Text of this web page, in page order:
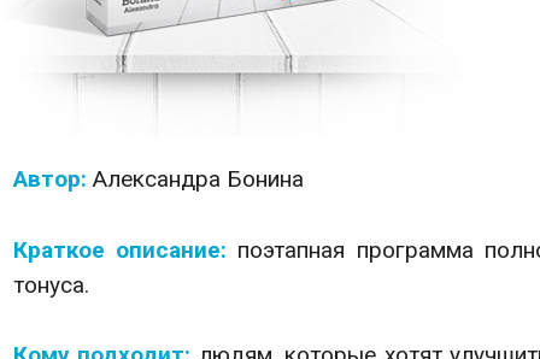
Автор: Александра Бонина
Краткое описание: поэтапная программа
тонуса.